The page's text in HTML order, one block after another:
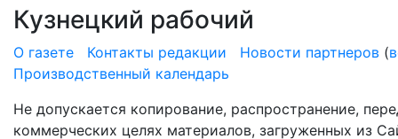
Кузнецкий рабочий
О газете Контакты редакции Новости партнеров (
Производственный календарь
Не допускается копирование, распространение,
коммерческих целях материалов, загруженных из